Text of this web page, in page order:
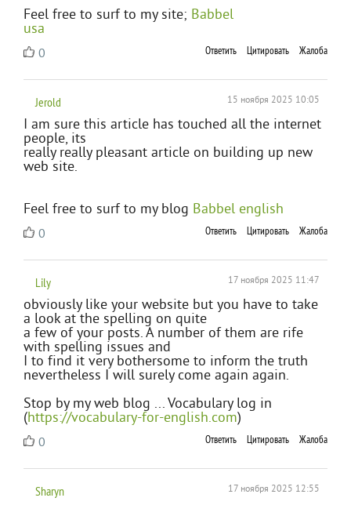
Feel free to surf to my site; Babbel
usa
0 Ответить Цитировать Жалоба
Jerold 15 ноября 2025 10:05
I am sure this article has touched all the internet
people, its
really really pleasant article on building up new
web site.
Feel free to surf to my blog Babbel english
0 Ответить Цитировать Жалоба
Lily 17 ноября 2025 11:47
obviously like your website but you have to take
a look at the spelling on quite
a few of your posts. A number of them are rife
with spelling issues and
I to find it very bothersome to inform the truth
nevertheless I will surely come again again.
Stop by my web blog ... Vocabulary log in
(https://vocabulary-for-english.com)
0 Ответить Цитировать Жалоба
Sharyn 17 ноября 2025 12:55